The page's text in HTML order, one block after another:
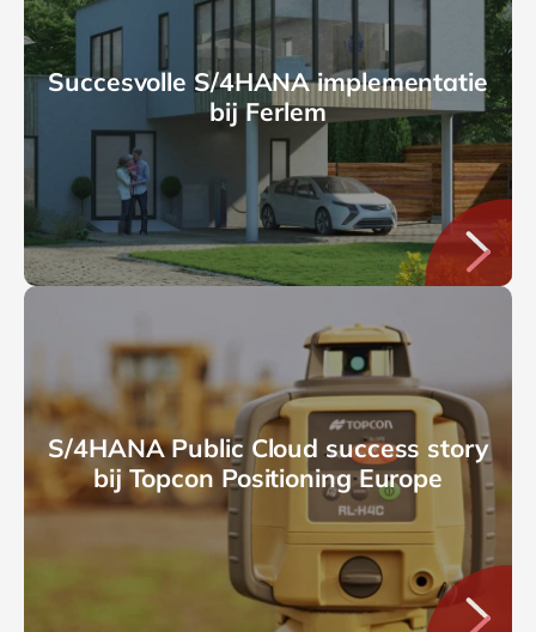
Succesvolle S/4HANA implementatie
bij Ferlem
S/4HANA Public Cloud success story
bij Topcon Positioning Europe